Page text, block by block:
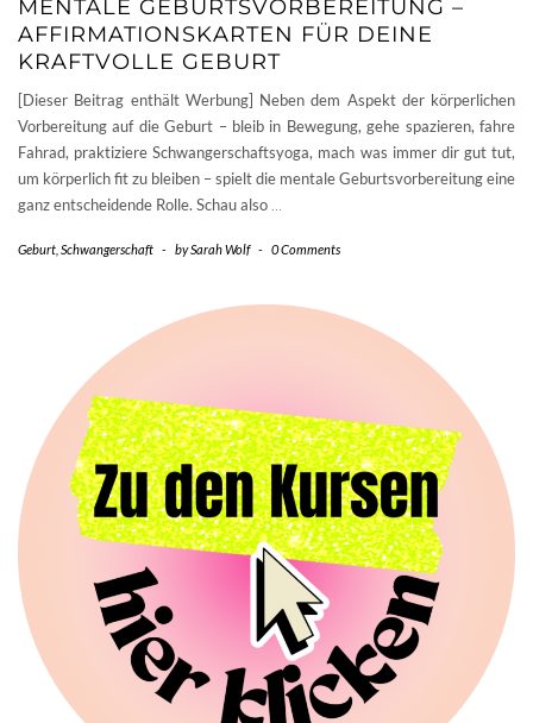
MENTALE GEBURTSVORBEREITUNG –
AFFIRMATIONSKARTEN FÜR DEINE
KRAFTVOLLE GEBURT
[Dieser Beitrag enthält Werbung] Neben dem Aspekt der körperlichen
Vorbereitung auf die Geburt – bleib in Bewegung, gehe spazieren, fahre
Fahrad, praktiziere Schwangerschaftsyoga, mach was immer dir gut tut,
um körperlich fit zu bleiben – spielt die mentale Geburtsvorbereitung eine
ganz entscheidende Rolle. Schau also
Geburt Schwangerschaft - bySarah Wolf - 0 Comments